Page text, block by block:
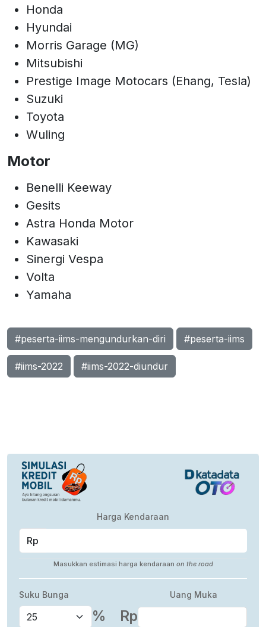
Honda
Hyundai
Morris Garage (MG)
Mitsubishi
Prestige Image Motocars (Ehang, Tesla)
Suzuki
Toyota
Wuling
Motor
Benelli Keeway
Gesits
Astra Honda Motor
Kawasaki
Sinergi Vespa
Volta
Yamaha
#peserta-iims-mengundurkan-diri #peserta-iims
#iims-2022 #iims-2022-diundur